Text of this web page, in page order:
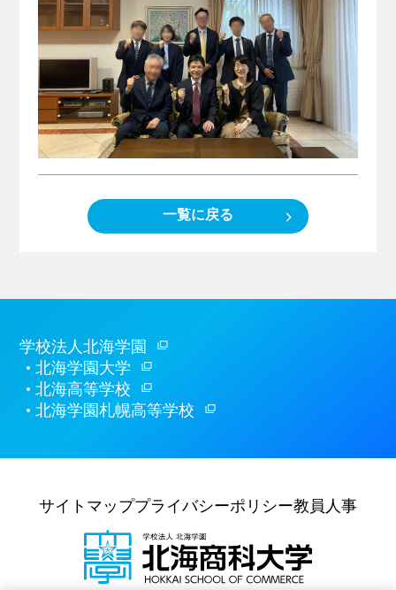
一覧に戻る
学校法人北海学園
北海学園大学
北海高等学校
北海学園札幌高等学校
サイトマッププライバシーポリシー教員人事